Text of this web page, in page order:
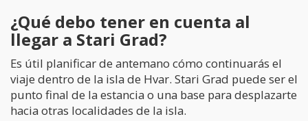
¿Qué debo tener en cuenta al
llegar a Stari Grad?
Es útil planificar de antemano cómo continuarás el
viaje dentro de la isla de Hvar. Stari Grad puede ser el
punto final de la estancia o una base para desplazarte
hacia otras localidades de la isla.